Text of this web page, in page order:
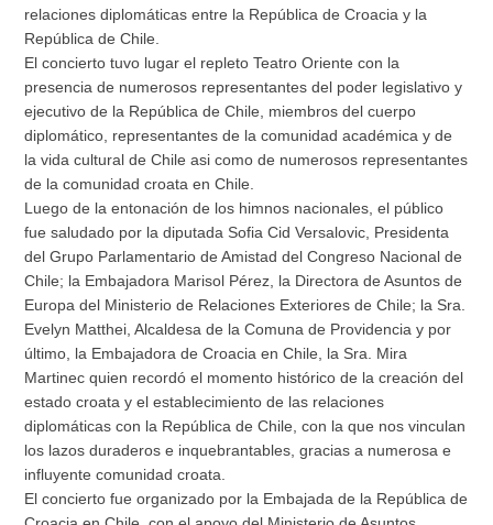
relaciones diplomáticas entre la República de Croacia y la
República de Chile.
El concierto tuvo lugar el repleto Teatro Oriente con la
presencia de numerosos representantes del poder legislativo y
ejecutivo de la República de Chile, miembros del cuerpo
diplomático, representantes de la comunidad académica y de
la vida cultural de Chile asi como de numerosos representantes
de la comunidad croata en Chile.
Luego de la entonación de los himnos nacionales, el público
fue saludado por la diputada Sofia Cid Versalovic, Presidenta
del Grupo Parlamentario de Amistad del Congreso Nacional de
Chile; la Embajadora Marisol Pérez, la Directora de Asuntos de
Europa del Ministerio de Relaciones Exteriores de Chile; la Sra.
Evelyn Matthei, Alcaldesa de la Comuna de Providencia y por
último, la Embajadora de Croacia en Chile, la Sra. Mira
Martinec quien recordó el momento histórico de la creación del
estado croata y el establecimiento de las relaciones
diplomáticas con la República de Chile, con la que nos vinculan
los lazos duraderos e inquebrantables, gracias a numerosa e
influyente comunidad croata.
El concierto fue organizado por la Embajada de la República de